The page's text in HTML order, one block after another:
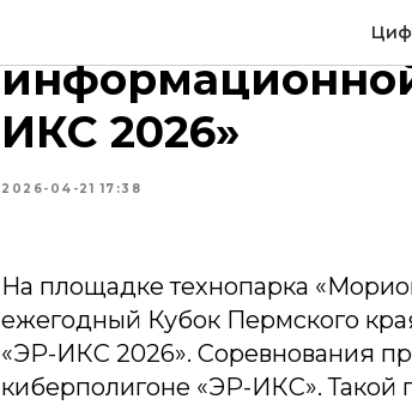
Прошел Кубок
ИКС 2026»
2026-04-21 17:38
На площадке технопарка
ежегодный Кубок Пермского
«ЭР-ИКС 2026». Соревнования
киберполигоне «ЭР-ИКС». Такой